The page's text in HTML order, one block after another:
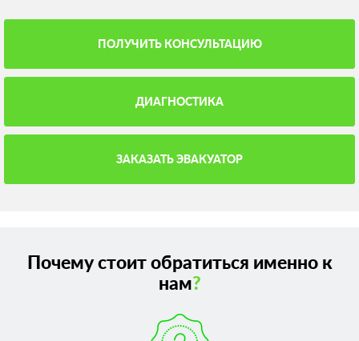
ПОЛУЧИТЬ КОНСУЛЬТАЦИЮ
ДИАГНОСТИКА
ЗАКАЗАТЬ ЭВАКУАТОР
Почему стоит обратиться именно к
нам?